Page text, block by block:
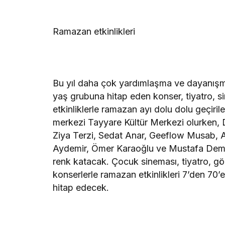
Ramazan etkinlikleri
Bu yıl daha çok yardımlaşma ve
yaş grubuna hitap eden konser, tiyatro,
etkinliklerle ramazan ayı dolu dolu
merkezi Tayyare Kültür Merkezi olurken,
Ziya Terzi, Sedat Anar, Geeflow Musab,
Aydemir, Ömer Karaoğlu ve Mustafa
renk katacak. Çocuk sineması, tiyatro,
konserlerle ramazan etkinlikleri 7’den
hitap edecek.